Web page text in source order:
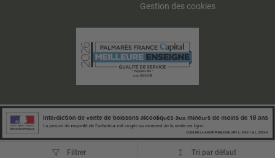
Filtrer Tri par défaut
Gestion des cookies